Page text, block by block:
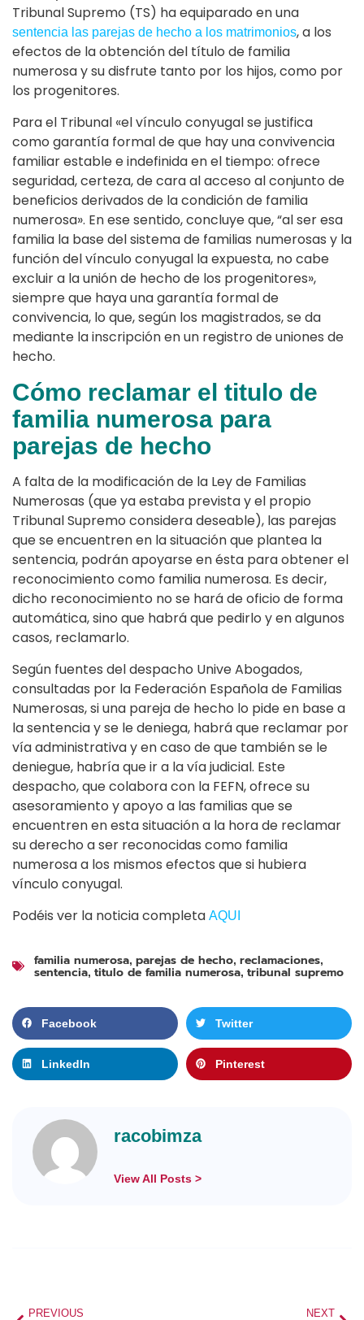
Tribunal Supremo (TS) ha equiparado en una
sentencia las parejas de hecho a los matrimonios, a los
efectos de la obtención del título de familia
numerosa y su disfrute tanto por los hijos, como por
los progenitores.
Para el Tribunal «el vínculo conyugal se justifica
como garantía formal de que hay una convivencia
familiar estable e indefinida en el tiempo: ofrece
seguridad, certeza, de cara al acceso al conjunto de
beneficios derivados de la condición de familia
numerosa». En ese sentido, concluye que, “al ser esa
familia la base del sistema de familias numerosas y la
función del vínculo conyugal la expuesta, no cabe
excluir a la unión de hecho de los progenitores»,
siempre que haya una garantía formal de
convivencia, lo que, según los magistrados, se da
mediante la inscripción en un registro de uniones de
hecho.
Cómo reclamar el titulo de
familia numerosa para
parejas de hecho
A falta de la modificación de la Ley de Familias
Numerosas (que ya estaba prevista y el propio
Tribunal Supremo considera deseable), las parejas
que se encuentren en la situación que plantea la
sentencia, podrán apoyarse en ésta para obtener el
reconocimiento como familia numerosa. Es decir,
dicho reconocimiento no se hará de oficio de forma
automática, sino que habrá que pedirlo y en algunos
casos, reclamarlo.
Según fuentes del despacho Unive Abogados,
consultadas por la Federación Española de Familias
Numerosas, si una pareja de hecho lo pide en base a
la sentencia y se le deniega, habrá que reclamar por
vía administrativa y en caso de que también se le
deniegue, habría que ir a la vía judicial. Este
despacho, que colabora con la FEFN, ofrece su
asesoramiento y apoyo a las familias que se
encuentren en esta situación a la hora de reclamar
su derecho a ser reconocidas como familia
numerosa a los mismos efectos que si hubiera
vínculo conyugal.
Podéis ver la noticia completa AQUI
familia numerosa, parejas de hecho, reclamaciones,
sentencia, titulo de familia numerosa, tribunal supremo
Facebook Twitter
LinkedIn Pinterest
racobimza
View All Posts >
PREVIOUS NEXT